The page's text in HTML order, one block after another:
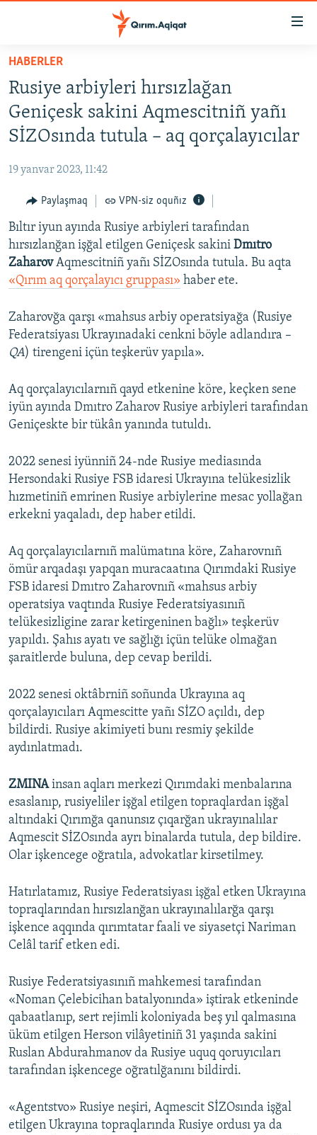
Esas
qaytmaq
Baş
navigatsiyağa
qaytmaq
Qıdıruvğa
qaytmaq
SİYASET
İQTİSADİYAT
MEDENİYET
İNSAN AQLARI
VİDEO
SÜRET
BLOGLAR
Русский
QOŞULIÑIZ!
RFE/RS bütün saytları
HABERLER
Rusiye arbiyleri hırsızlağan
Geniçesk sakini Aqmescitniñ yañı
SİZOsında tutula – aq qorçalayıcılar
19 yanvar 2023, 11:42
Paylaşmaq VPN-siz oquñız
Bıltır iyun ayında Rusiye arbiyleri tarafından
hırsızlanğan işğal etilgen Geniçesk sakini Dmıtro
ZaharovAqmescitniñ yañı SİZOsında tutula. Bu aqta
«Qırım aq qorçalayıcı gruppası» haber ete.
Zaharovğa qarşı «mahsus arbiy operatsiyağa (Rusiye
Federatsiyası Ukrayınadaki cenkni böyle adlandıra –
QA) tirengeni içün teşkerüv yapıla».
Aq qorçalayıcılarnıñ qayd etkenine köre, keçken sene
iyün ayında Dmıtro Zaharov Rusiye arbiyleri tarafından
Geniçeskte bir tükân yanında tutuldı.
2022 senesi iyünniñ 24-nde Rusiye mediasında
Hersondaki Rusiye FSB idaresi Ukrayına telükesizlik
hızmetiniñ emrinen Rusiye arbiylerine mesac yollağan
erkekni yaqaladı, dep haber etildi.
Aq qorçalayıcılarnıñ malümatına köre, Zaharovnıñ
ömür arqadaşı yapqan muracaatına Qırımdaki Rusiye
FSB idaresi Dmıtro Zaharovnıñ «mahsus arbiy
operatsiya vaqtında Rusiye Federatsiyasınıñ
telükesizligine zarar ketirgeninen bağlı» teşkerüv
yapıldı. Şahıs ayatı ve sağlığı içün telüke olmağan
şaraitlerde buluna, dep cevap berildi.
2022 senesi oktâbrniñ soñunda Ukrayına aq
qorçalayıcıları Aqmescitte yañı SİZO açıldı, dep
bildirdi. Rusiye akimiyeti bunı resmiy şekilde
aydınlatmadı.
ZMINAinsan aqları merkezi Qırımdaki menbalarına
esaslanıp, rusiyeliler işğal etilgen topraqlardan işğal
altındaki Qırımğa qanunsız çıqarğan ukrayınalılar
Aqmescit SİZOsında ayrı binalarda tutula, dep bildire.
Olar işkencege oğratıla, advokatlar kirsetilmey.
Hatırlatamız, Rusiye Federatsiyası işğal etken Ukrayına
topraqlarından hırsızlanğan ukrayınalılarğa qarşı
işkence aqqında qırımtatar faali ve siyasetçi Nariman
Celâl tarif etken edi.
Rusiye Federatsiyasınıñ mahkemesi tarafından
«Noman Çelebicihan batalyonında» iştirak etkeninde
qabaatlanıp, sert rejimli koloniyada beş yıl qalmasına
üküm etilgen Herson vilâyetiniñ 31 yaşında sakini
Ruslan Abdurahmanov da Rusiye uquq qoruyıcıları
tarafından işkencege oğratılğanını bildirdi.
«Agentstvo» Rusiye neşiri, Aqmescit SİZOsında işğal
etilgen Ukrayına topraqlarında Rusiye ordusı ya da